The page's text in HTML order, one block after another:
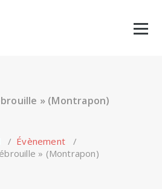
» (Montrapon)
/ Évènement /
» (Montrapon)